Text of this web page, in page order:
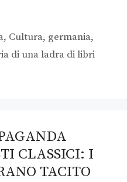
, Cultura, germania,
di una ladra di libri
CLASSICI: I
TACITO